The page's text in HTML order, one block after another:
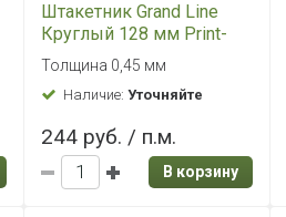
Штакетник Grand Line
Круглый 128 мм Print-
Double 0,45 Antique Dub
Толщина 0,45 мм
Наличие:Уточняйте
244 руб. / п.м.
В корзину